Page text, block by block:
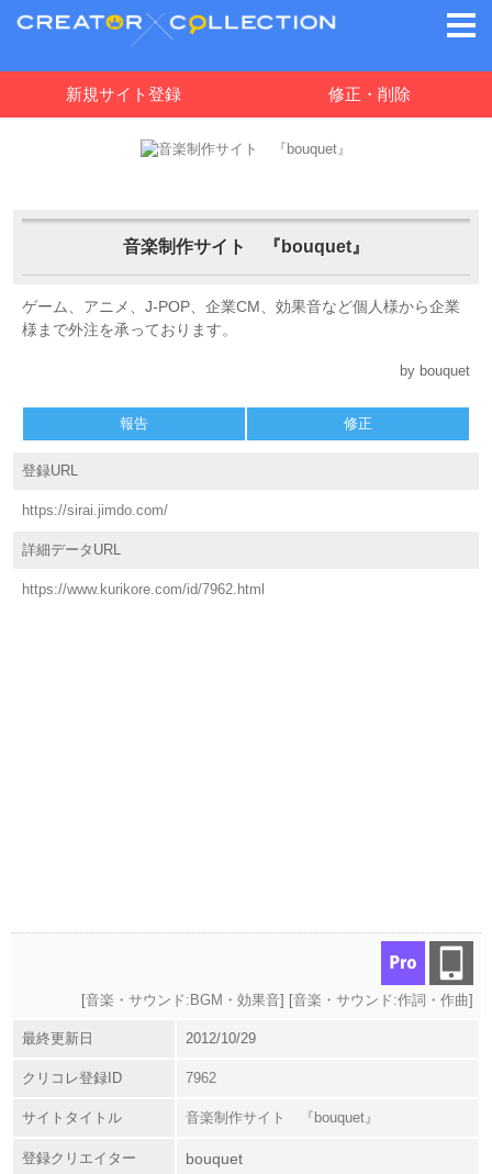
新規サイト登録 修正・削除
音楽制作サイト 『bouquet』
ゲーム、アニメ、J-POP、企業CM、効果音など個人様から企業
様まで外注を承っております。
by bouquet
報告 修正
登録URL
https://sirai.jimdo.com/
詳細データURL
https://www.kurikore.com/id/7962.html
[音楽・サウンド:BGM・効果音] [音楽・サウンド:作詞・作曲]
最終更新日 2012/10/29
クリコレ登録ID 7962
サイトタイトル 音楽制作サイト 『bouquet』
登録クリエイター bouquet